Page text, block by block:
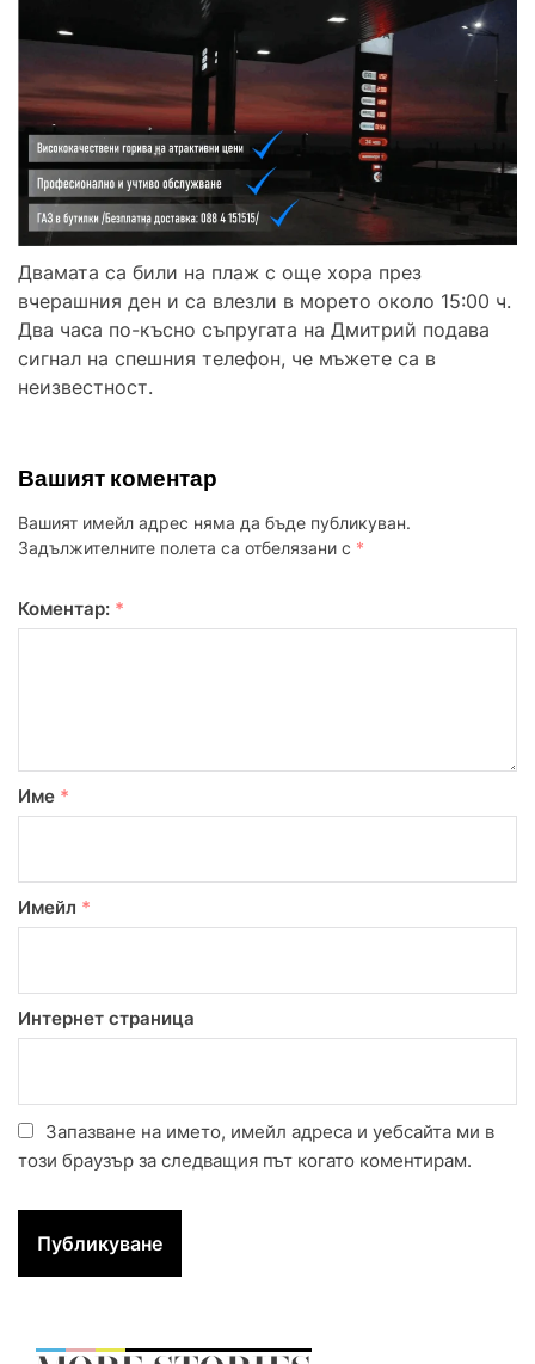
Двамата са били на плаж с още хора през
вчерашния ден и са влезли в морето около 15:00 ч.
Два часа по-късно съпругата на Дмитрий подава
сигнал на спешния телефон, че мъжете са в
неизвестност.
Вашият коментар
Вашият имейл адрес няма да бъде публикуван.
Задължителните полета са отбелязани с *
Коментар: *
Име *
Имейл *
Интернет страница
Запазване на името, имейл адреса и уебсайта ми в
този браузър за следващия път когато коментирам.